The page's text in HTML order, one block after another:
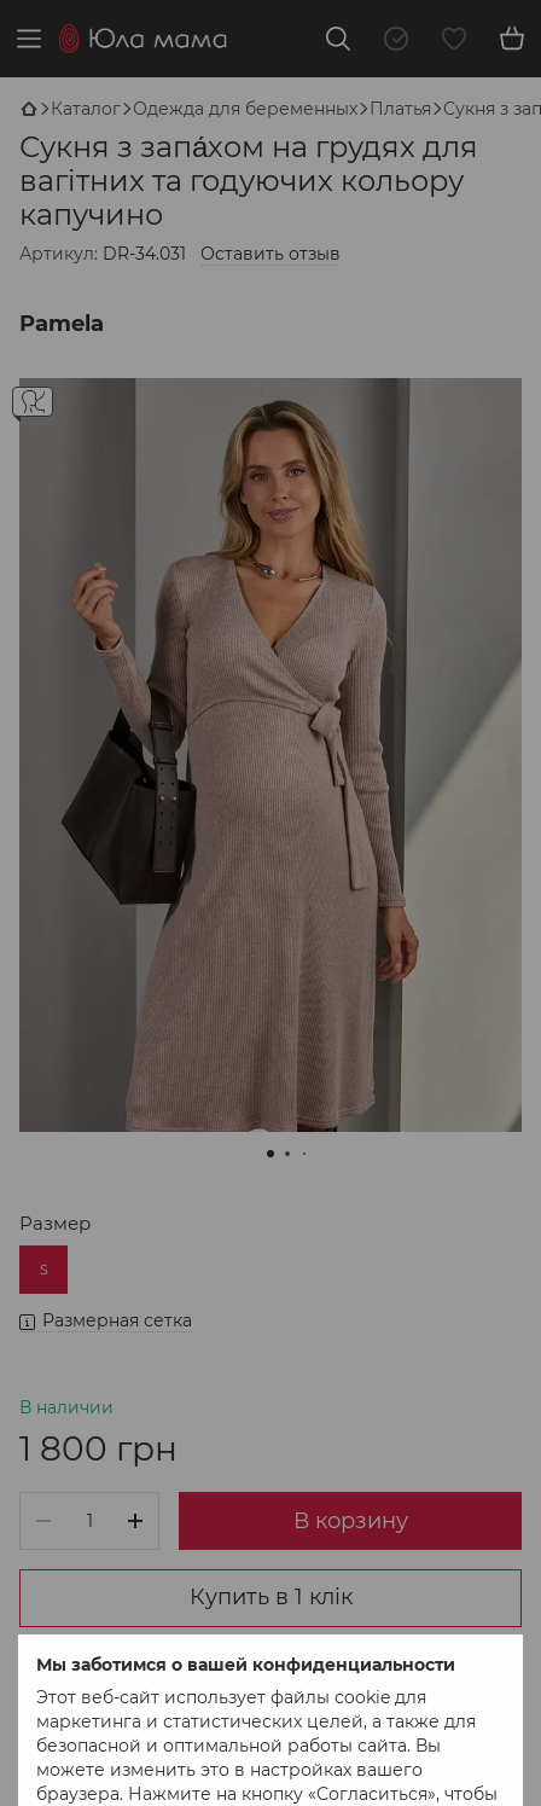
Мы заботимся о вашей конфиденциальности
Этот веб-сайт использует файлы cookie для
маркетинга и статистических целей, а также для
безопасной и оптимальной работы сайта. Вы
можете изменить это в настройках вашего
браузера. Нажмите на кнопку «Согласиться», чтобы
Каталог Одежда для беременных Платья Сукня з
Сукня з запа́хом на грудях для
вагітних та годуючих кольору
капучино
Артикул: DR-34.031 Оставить отзыв
Pamela
Размер
S
Размерная сетка
В наличии
1 800 грн
В корзину
Купить в 1 клік
В избранное К сравнению